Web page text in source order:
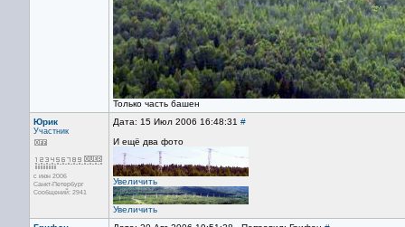
Только часть башен
Юрик
Участник
с июн 2006
Санкт-Петербург
Сообщений: 2941
Дата: 15 Июл 2006 16:48:31 #
И ещё два фото
Увеличить
Увеличить